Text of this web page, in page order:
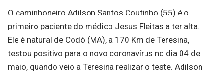
O caminhoneiro Adilson Santos Coutinho (55) é o
primeiro paciente do médico Jesus Fleitas a ter alta.
Ele é natural de Codó (MA), a 170 Km de Teresina,
testou positivo para o novo coronavírus no dia 04 de
maio, quando veio a Teresina realizar o teste. Adilson